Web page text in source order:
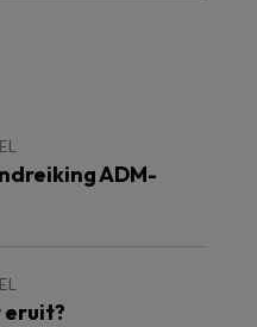
ADM-
eruit?